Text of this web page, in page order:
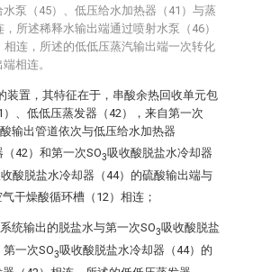
泵（45）、低压给水加热器（41）与蒸
所述稀释水输出端通过喷射水泵（46）
相连，所述的低低压蒸汽输出端一次转化
相连。
装置，其特征在于，串酸余热回收单元包
、低低压蒸发器（42），来自第一次
输出管道依次与低压给水加热器
（42）和第一次SO3吸收酸脱盐水冷却器
酸脱盐水冷却器（44）的硫酸输出端与
干燥酸循环槽（12）相连；
统输出的脱盐水与第一次SO3吸收酸脱盐
一次SO3吸收酸脱盐水冷却器（44）的